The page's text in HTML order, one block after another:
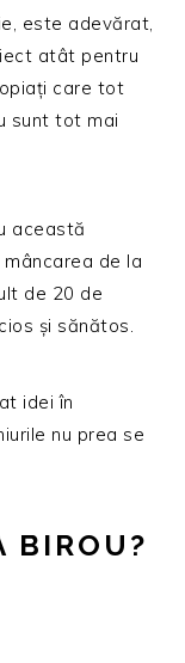
este adevărat,
atât pentru
care tot
sunt tot mai
această
de la
de 20 de
și sănătos.
idei în
nu prea se
BIROU?